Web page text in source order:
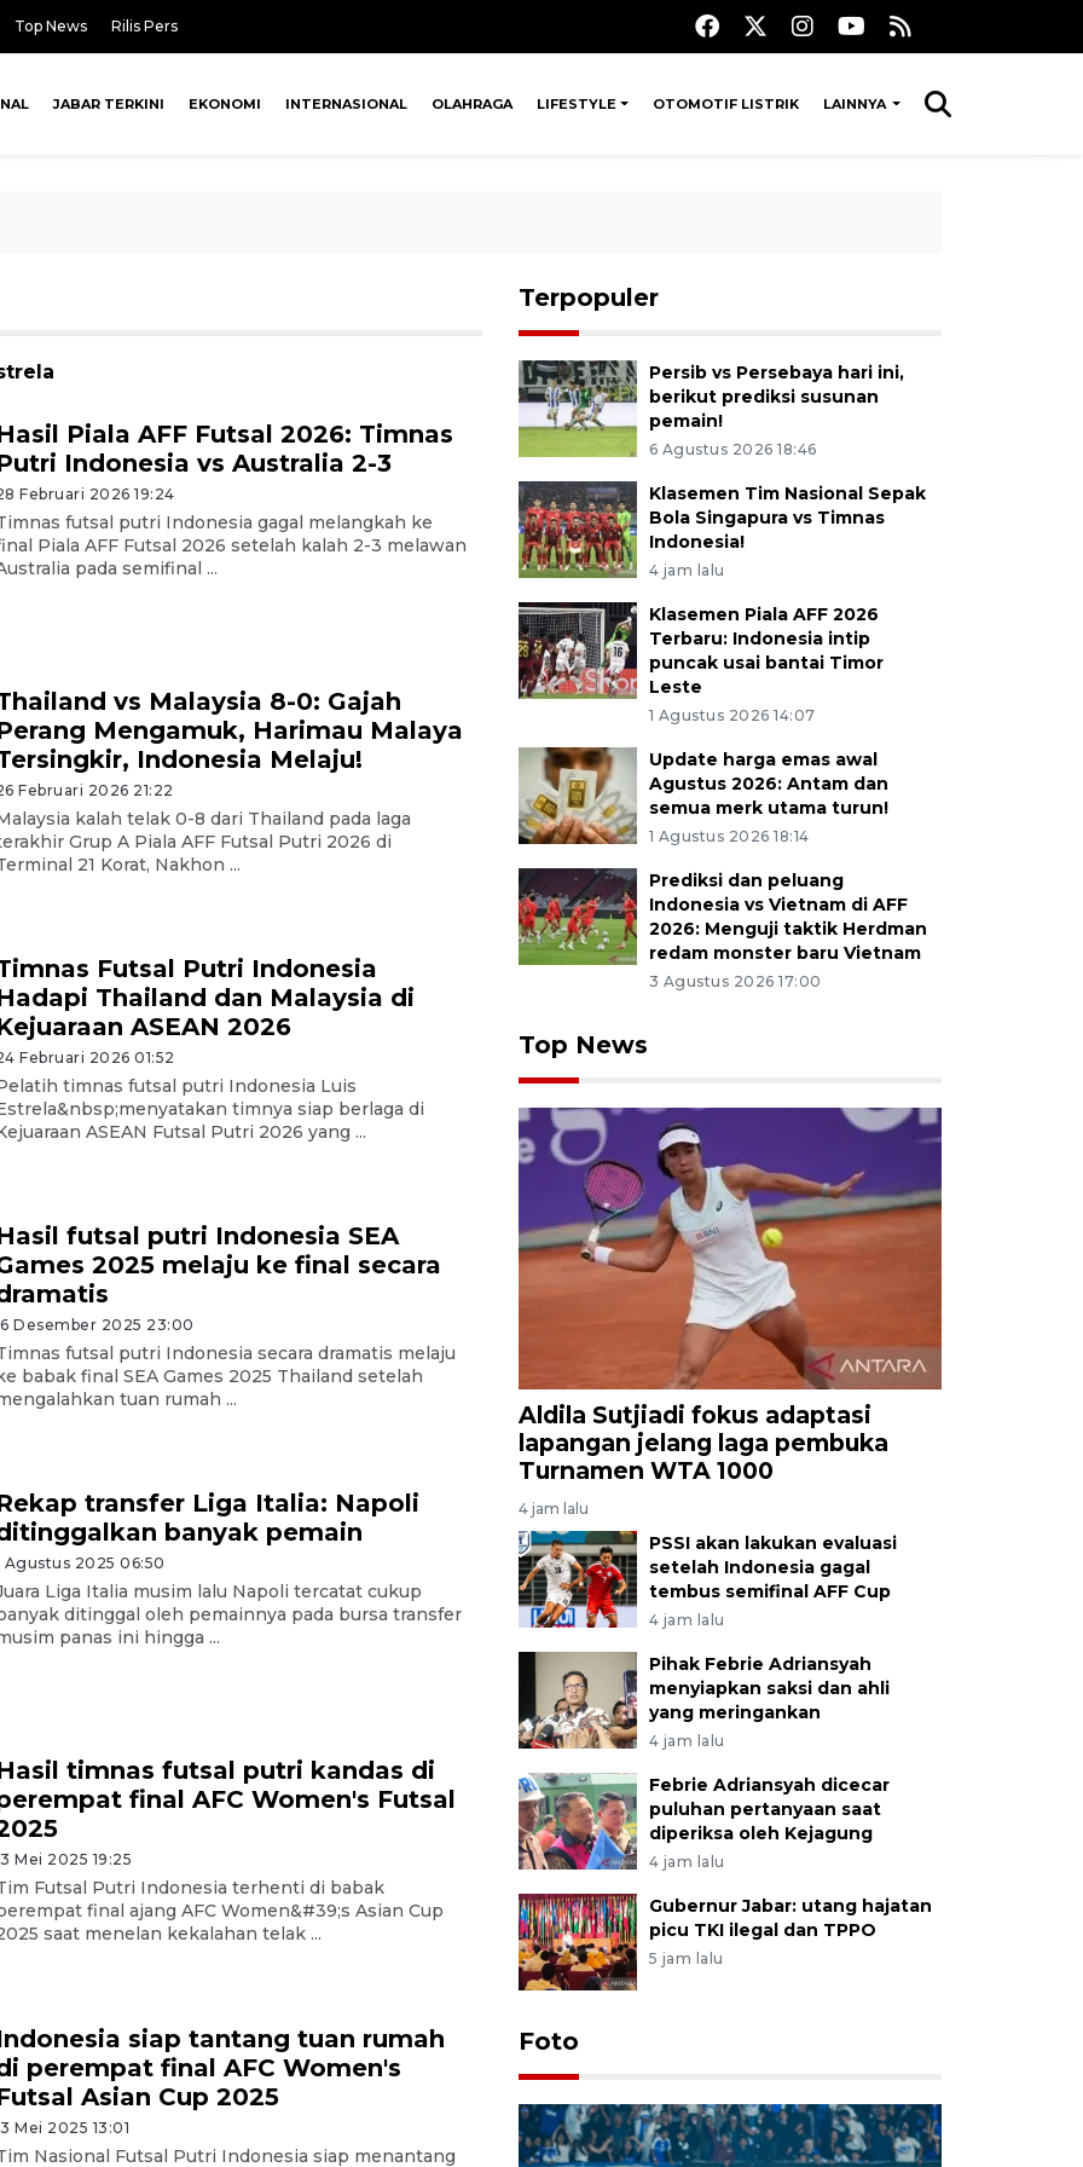
Top News Rilis Pers
JABAR TERKINI EKONOMI INTERNASIONAL OLAHRAGA LIFESTYLE OTOMOTIF LISTRIK LAINNYA
Piala AFF Futsal 2026: Timnas
Indonesia vs Australia 2-3
Februari 2026 19:24
futsal putri Indonesia gagal melangkah ke
Piala AFF Futsal 2026 setelah kalah 2-3 melawan
pada semifinal ...
vs Malaysia 8-0: Gajah
Mengamuk, Harimau Malaya
Indonesia Melaju!
Februari 2026 21:22
kalah telak 0-8 dari Thailand pada laga
Grup A Piala AFF Futsal Putri 2026 di
21 Korat, Nakhon ...
Futsal Putri Indonesia
Thailand dan Malaysia di
ASEAN 2026
Februari 2026 01:52
timnas futsal putri Indonesia Luis
timnya siap berlaga di
ASEAN Futsal Putri 2026 yang ...
futsal putri Indonesia SEA
2025 melaju ke final secara
Desember 2025 23:00
futsal putri Indonesia secara dramatis melaju
babak final SEA Games 2025 Thailand setelah
tuan rumah ...
transfer Liga Italia: Napoli
banyak pemain
Agustus 2025 06:50
Liga Italia musim lalu Napoli tercatat cukup
ditinggal oleh pemainnya pada bursa transfer
panas ini hingga ...
timnas futsal putri kandas di
final AFC Women's Futsal
Mei 2025 19:25
Futsal Putri Indonesia terhenti di babak
final ajang AFC Women&#39;s Asian Cup
saat menelan kekalahan telak ...
siap tantang tuan rumah
perempat final AFC Women's
Asian Cup 2025
Mei 2025 13:01
Nasional Futsal Putri Indonesia siap menantang
Terpopuler
Persib vs Persebaya hari ini,
berikut prediksi susunan
pemain!
6 Agustus 2026 18:46
Klasemen Tim Nasional Sepak
Bola Singapura vs Timnas
Indonesia!
4 jam lalu
Klasemen Piala AFF 2026
Terbaru: Indonesia intip
puncak usai bantai Timor
Leste
1 Agustus 2026 14:07
Update harga emas awal
Agustus 2026: Antam dan
semua merk utama turun!
1 Agustus 2026 18:14
Prediksi dan peluang
Indonesia vs Vietnam di AFF
2026: Menguji taktik Herdman
redam monster baru Vietnam
3 Agustus 2026 17:00
Top News
Aldila Sutjiadi fokus adaptasi
lapangan jelang laga pembuka
Turnamen WTA 1000
4 jam lalu
PSSI akan lakukan evaluasi
setelah Indonesia gagal
tembus semifinal AFF Cup
4 jam lalu
Pihak Febrie Adriansyah
menyiapkan saksi dan ahli
yang meringankan
4 jam lalu
Febrie Adriansyah dicecar
puluhan pertanyaan saat
diperiksa oleh Kejagung
4 jam lalu
Gubernur Jabar: utang hajatan
picu TKI ilegal dan TPPO
5 jam lalu
Foto